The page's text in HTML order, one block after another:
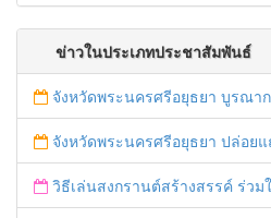
ข่าวในประเภทประชาสัมพันธ์
จังหวัดพระนครศรีอยุธยา บูรณาการหน่วยงานที่เกี่ยวข้อง ลงพื้นที่จัดระเบียบและดำเนินมาตรการตามบทลงโทษสูงสุดกับผู้ประกอบการร้านค้าที่ยังฝ่าฝืนตั้งร้านค้า
จังหวัดพระนครศรีอยุธยา ปล่อยแถวตำรวจ ทหาร ฝ่ายปกครอง กว่า 100 นาย ตรวจเข้มท่ารถสาธารณะ สถานีขนส่งรถโดยสา
วิธีเล่นสงกรานต์สร้างสรรค์ ร่วม